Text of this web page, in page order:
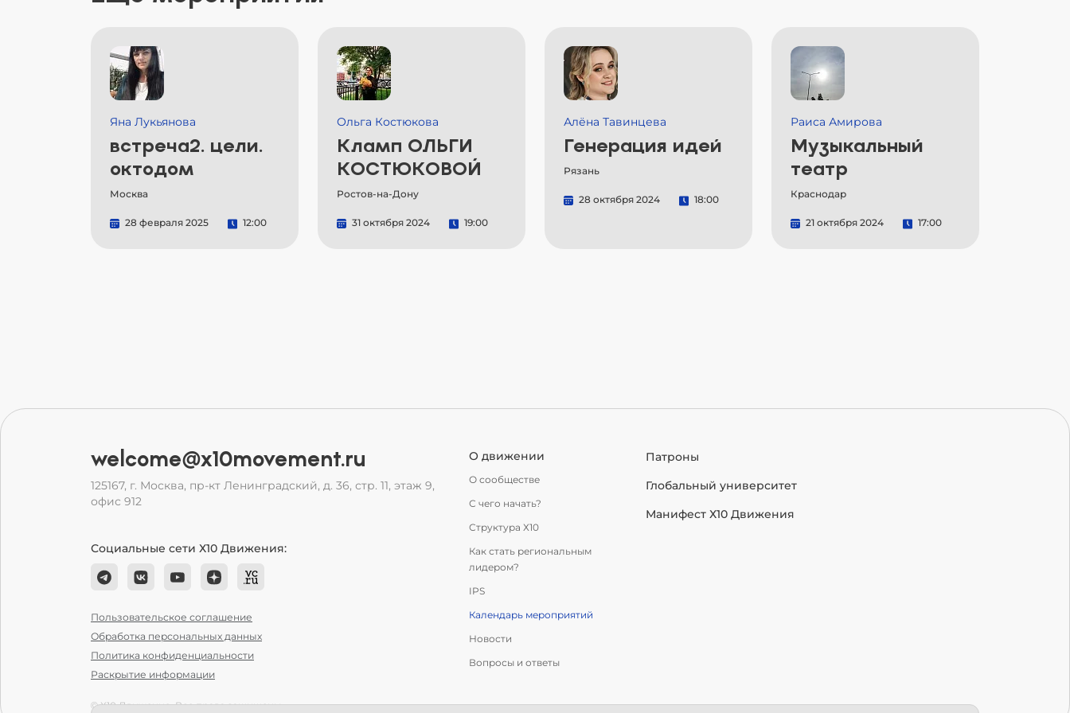
Яна Лукьянова
встреча2. цели.
октодом
Москва
28 февраля 2025 12:00
Ольга Костюкова
Кламп ОЛЬГИ
КОСТЮКОВОЙ
Ростов-на-Дону
31 октября 2024 19:00
Алёна Тавинцева
Генерация идей
Рязань
28 октября 2024 18:00
Раиса Амирова
Музыкальный
театр
Краснодар
21 октября 2024 17:00
welcome@x10movement.ru
125167, г. Москва, пр-кт Ленинградский, д. 36, стр. 11, этаж 9,
офис 912
Социальные сети Х10 Движения:
Пользовательское соглашение
Обработка персональных данных
Политика конфиденциальности
Раскрытие информации
О движении
О сообществе
С чего начать?
Структура Х10
Как стать региональным
лидером?
IPS
Календарь мероприятий
Новости
Вопросы и ответы
Патроны
Глобальный университет
Манифест Х10 Движения
© Х10 Движение. Все права защищены.